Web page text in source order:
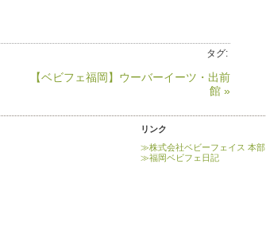
タグ:
【ベビフェ福岡】ウーバーイーツ・出前
館 »
リンク
≫株式会社ベビーフェイス 本部
≫福岡ベビフェ日記